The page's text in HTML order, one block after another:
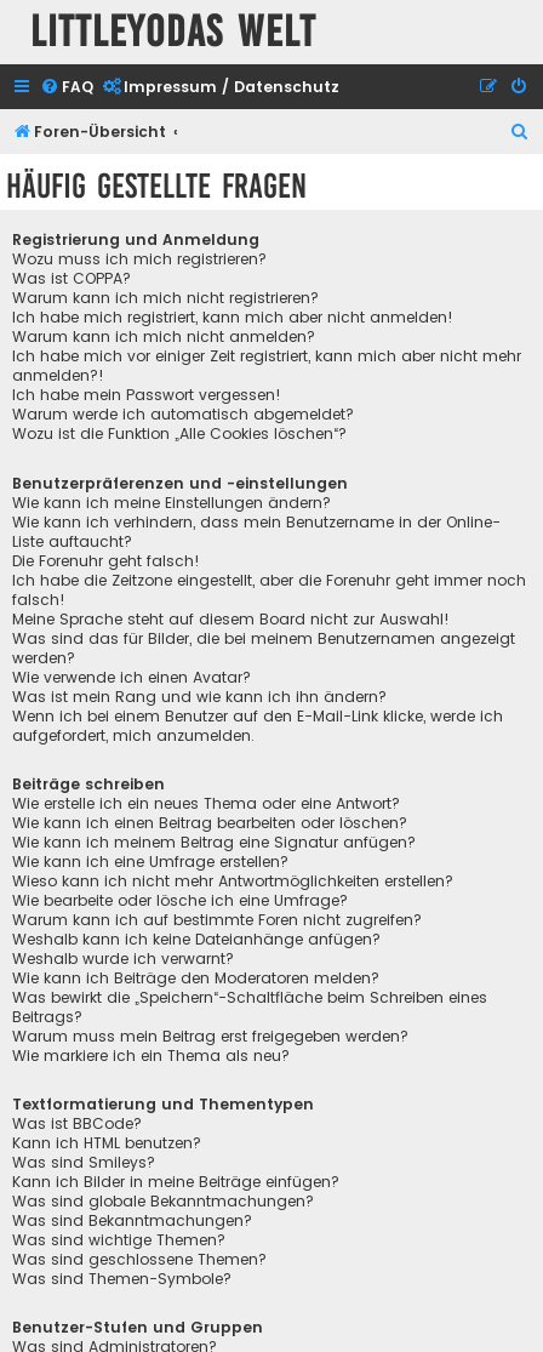
Littleyodas Welt
FAQ Impressum / Datenschutz
Foren-Übersicht
Häufig gestellte Fragen
Registrierung und Anmeldung
Wozu muss ich mich registrieren?
Was ist COPPA?
Warum kann ich mich nicht registrieren?
Ich habe mich registriert, kann mich aber nicht anmelden!
Warum kann ich mich nicht anmelden?
Ich habe mich vor einiger Zeit registriert, kann mich aber nicht mehr
anmelden?!
Ich habe mein Passwort vergessen!
Warum werde ich automatisch abgemeldet?
Wozu ist die Funktion „Alle Cookies löschen“?
Benutzerpräferenzen und -einstellungen
Wie kann ich meine Einstellungen ändern?
Wie kann ich verhindern, dass mein Benutzername in der Online-
Liste auftaucht?
Die Forenuhr geht falsch!
Ich habe die Zeitzone eingestellt, aber die Forenuhr geht immer noch
falsch!
Meine Sprache steht auf diesem Board nicht zur Auswahl!
Was sind das für Bilder, die bei meinem Benutzernamen angezeigt
werden?
Wie verwende ich einen Avatar?
Was ist mein Rang und wie kann ich ihn ändern?
Wenn ich bei einem Benutzer auf den E-Mail-Link klicke, werde ich
aufgefordert, mich anzumelden.
Beiträge schreiben
Wie erstelle ich ein neues Thema oder eine Antwort?
Wie kann ich einen Beitrag bearbeiten oder löschen?
Wie kann ich meinem Beitrag eine Signatur anfügen?
Wie kann ich eine Umfrage erstellen?
Wieso kann ich nicht mehr Antwortmöglichkeiten erstellen?
Wie bearbeite oder lösche ich eine Umfrage?
Warum kann ich auf bestimmte Foren nicht zugreifen?
Weshalb kann ich keine Dateianhänge anfügen?
Weshalb wurde ich verwarnt?
Wie kann ich Beiträge den Moderatoren melden?
Was bewirkt die „Speichern“-Schaltfläche beim Schreiben eines
Beitrags?
Warum muss mein Beitrag erst freigegeben werden?
Wie markiere ich ein Thema als neu?
Textformatierung und Thementypen
Was ist BBCode?
Kann ich HTML benutzen?
Was sind Smileys?
Kann ich Bilder in meine Beiträge einfügen?
Was sind globale Bekanntmachungen?
Was sind Bekanntmachungen?
Was sind wichtige Themen?
Was sind geschlossene Themen?
Was sind Themen-Symbole?
Benutzer-Stufen und Gruppen
Was sind Administratoren?